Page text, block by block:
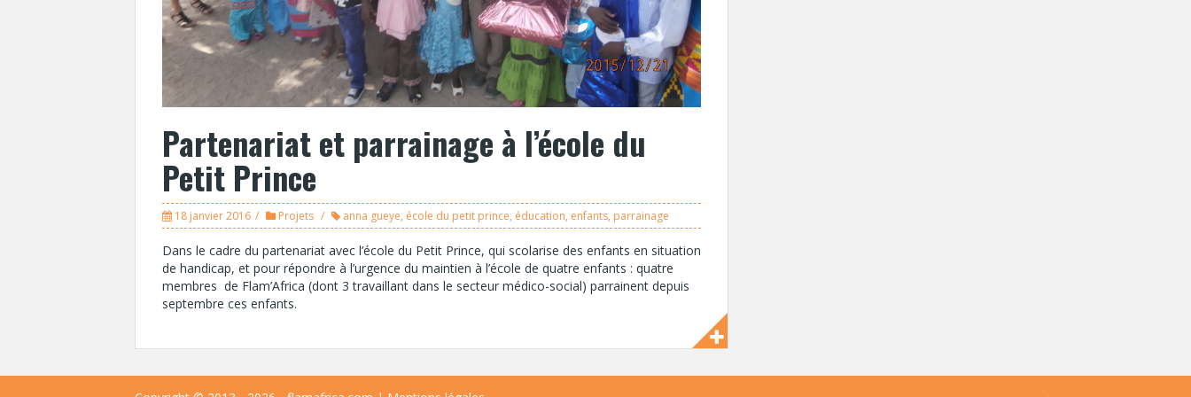
Partenariat et parrainage à l’école du
Petit Prince
18 janvier 2016 Projets anna gueye, école du petit prince, éducation, enfants, parrainage
Dans le cadre du partenariat avec l’école du Petit Prince, qui scolarise des enfants en situation
de handicap, et pour répondre à l’urgence du maintien à l’école de quatre enfants : quatre
membres de Flam’Africa (dont 3 travaillant dans le secteur médico-social) parrainent depuis
septembre ces enfants.